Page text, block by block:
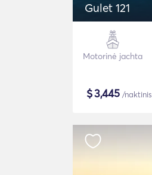
Gulet 121
Motorinė jachta
$3,445 /naktinis